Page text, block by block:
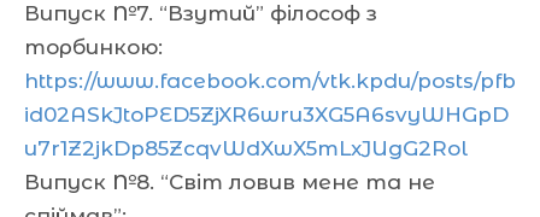
Випуск №7. “Взутий” філософ з
торбинкою:
https://www.facebook.com/vtk.kpdu/posts/pfb
id02ASkJtoPED5ZjXR6wru3XG5A6svyWHGpD
u7r1Z2jkDp85ZcqvWdXwX5mLxJUgG2Rol
Випуск №8. “Світ ловив мене та не